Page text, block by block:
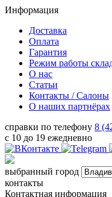
Информация
Доставка
Оплата
Гарантия
Режим работы
О нас
Статьи
Контакты / Салоны
О наших партнёрах
справки по телефону 8
с 10 до 19 ежедневно
выбранный город
контакты
Контактная информация